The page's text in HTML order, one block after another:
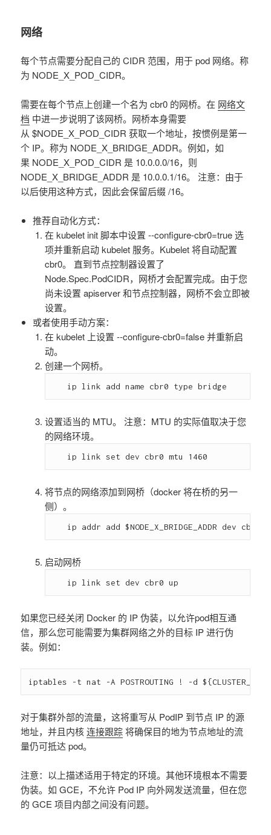
网络
每个节点需要分配自己的 CIDR 范围，用于 pod 网络。称
为 NODE_X_POD_CIDR。
需要在每个节点上创建一个名为 cbr0 的网桥。在 网络文
档 中进一步说明了该网桥。网桥本身需要
从 $NODE_X_POD_CIDR 获取一个地址，按惯例是第一
个 IP。称为 NODE_X_BRIDGE_ADDR。例如，如
果 NODE_X_POD_CIDR 是 10.0.0.0/16，则
NODE_X_BRIDGE_ADDR 是 10.0.0.1/16。 注意：由于
以后使用这种方式，因此会保留后缀 /16。
推荐自动化方式：
在 kubelet init 脚本中设置 --configure-cbr0=true 选
项并重新启动 kubelet 服务。Kubelet 将自动配置
cbr0。 直到节点控制器设置了
Node.Spec.PodCIDR，网桥才会配置完成。由于您
尚未设置 apiserver 和节点控制器，网桥不会立即被
设置。
或者使用手动方案：
在 kubelet 上设置 --configure-cbr0=false 并重新启
动。
创建一个网桥。
设置适当的 MTU。 注意：MTU 的实际值取决于您
的网络环境。
将节点的网络添加到网桥（docker 将在桥的另一
侧）。
启动网桥
如果您已经关闭 Docker 的 IP 伪装，以允许pod相互通
信，那么您可能需要为集群网络之外的目标 IP 进行伪
装。例如：
对于集群外部的流量，这将重写从 PodIP 到节点 IP 的源
地址，并且内核连接跟踪将确保目的地为节点地址的流
量仍可抵达 pod。
注意：以上描述适用于特定的环境。其他环境根本不需要
伪装。如 GCE，不允许 Pod IP 向外网发送流量，但在您
的 GCE 项目内部之间没有问题。